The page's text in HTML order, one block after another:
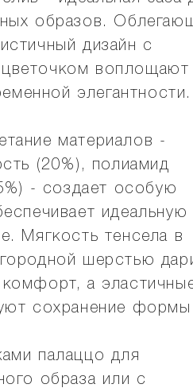
образов.
дизайн с
воплощают
элегантности.
материалов -
(20%), полиамид
- создает особую
идеальную
Мягкость тенсела в
шерстью
комфорт, а
сохранение
палаццо для
образа или с